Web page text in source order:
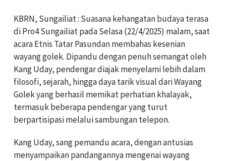
KBRN, Sungailiat : Suasana kehangatan budaya terasa
di Pro4 Sungailiat pada Selasa (22/4/2025) malam, saat
acara Etnis Tatar Pasundan membahas kesenian
wayang golek. Dipandu dengan penuh semangat oleh
Kang Uday, pendengar diajak menyelami lebih dalam
filosofi, sejarah, hingga daya tarik visual dari Wayang
Golek yang berhasil memikat perhatian khalayak,
termasuk beberapa pendengar yang turut
berpartisipasi melalui sambungan telepon.
Kang Uday, sang pemandu acara, dengan antusias
menyampaikan pandangannya mengenai wayang